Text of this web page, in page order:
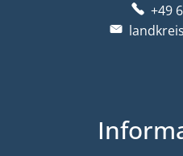
+49